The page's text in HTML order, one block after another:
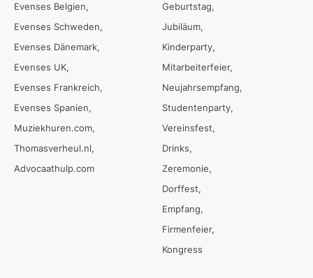
Evenses Belgien
Evenses Schweden
Evenses Dänemark
Evenses UK
Evenses Frankreich
Evenses Spanien
Muziekhuren.com
Thomasverheul.nl
Advocaathulp.com
Geburtstag
Jubiläum
Kinderparty
Mitarbeiterfeier
Neujahrsempfang
Studentenparty
Vereinsfest
Drinks
Zeremonie
Dorffest
Empfang
Firmenfeier
Kongress